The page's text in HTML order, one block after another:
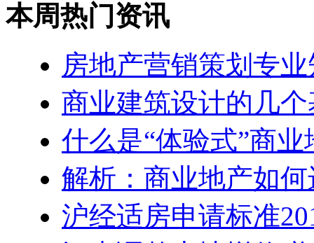
本周热门资讯
房地产营销策划专
商业建筑设计的几
什么是“体验式”商业
解析：商业地产如
沪经适房申请标准